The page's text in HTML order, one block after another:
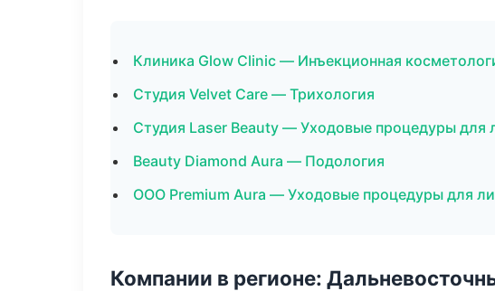
Клиника Glow Clinic — Инъекционная
Студия Velvet Care — Трихология
Студия Laser Beauty — Уходовые процедуры для
Beauty Diamond Aura — Подология
ООО Premium Aura — Уходовые процедуры для
Компании в регионе: